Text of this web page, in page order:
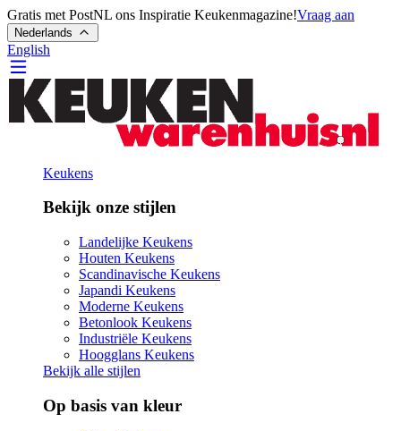
Gratis met PostNL ons Inspiratie Keukenmagazine!Vraag aan
Nederlands
English
Keukens
Bekijk onze stijlen
Landelijke Keukens
Houten Keukens
Scandinavische Keukens
Japandi Keukens
Moderne Keukens
Betonlook Keukens
Industriële Keukens
Hoogglans Keukens
Bekijk alle stijlen
Op basis van kleur